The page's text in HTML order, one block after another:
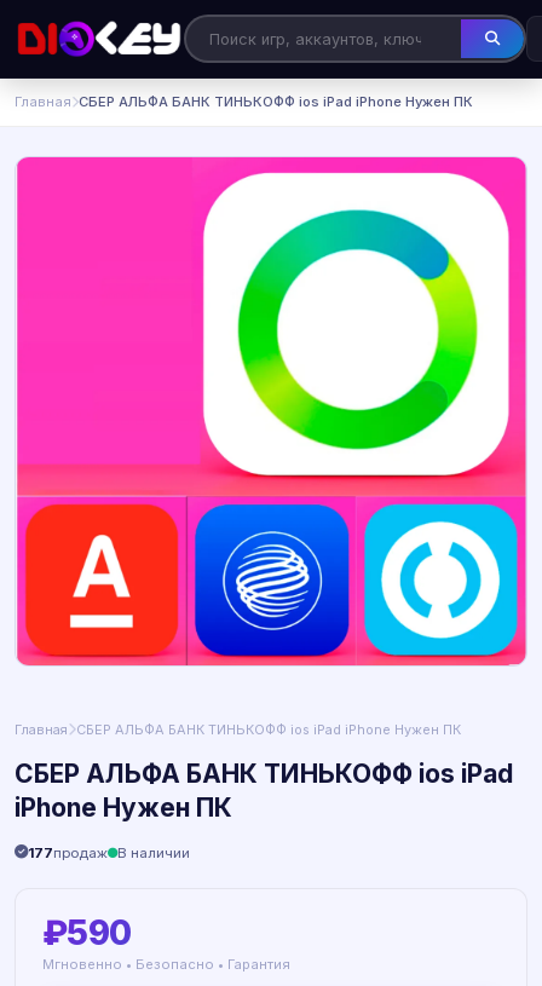
Главная СБЕР АЛЬФА БАНК ТИНЬКОФФ ios iPad iPhone Нужен ПК
Главная СБЕР АЛЬФА БАНК ТИНЬКОФФ ios iPad iPhone Нужен ПК
СБЕР АЛЬФА БАНК ТИНЬКОФФ ios iPad
iPhone Нужен ПК
177продаж В наличии
₽590
Мгновенно • Безопасно • Гарантия